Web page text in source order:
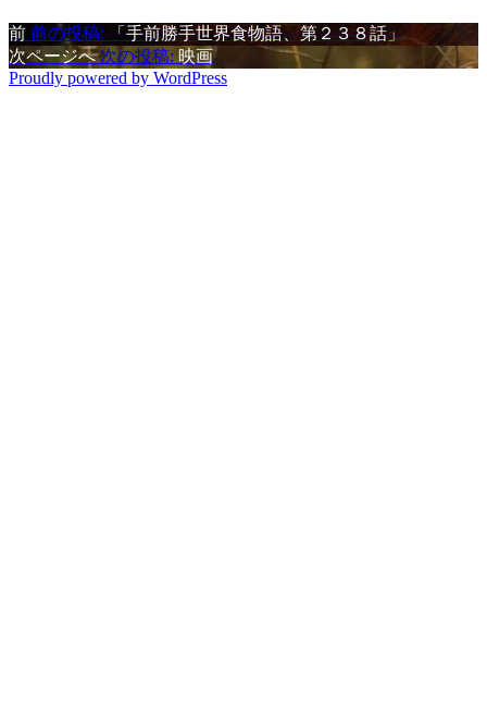
前 前の投稿:
「手前勝手世界食物語、第２３８話」
次ページへ 次の投稿: 映画
Proudly powered by WordPress